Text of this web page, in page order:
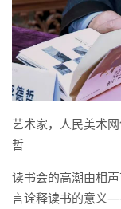
艺术家，人民美术
哲
读书会的高潮由相
言诠释读书的意义